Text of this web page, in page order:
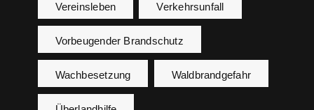
Vereinsleben Verkehrsunfall
Vorbeugender Brandschutz
Wachbesetzung Waldbrandgefahr